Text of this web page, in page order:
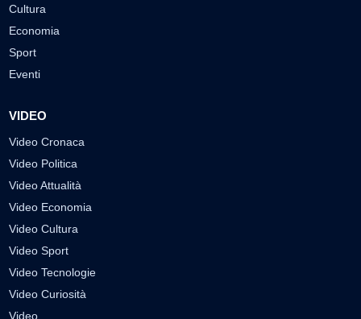
Cultura
Economia
Sport
Eventi
VIDEO
Video Cronaca
Video Politica
Video Attualità
Video Economia
Video Cultura
Video Sport
Video Tecnologie
Video Curiosità
Video